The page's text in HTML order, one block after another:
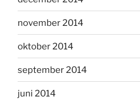
november 2014
oktober 2014
september 2014
juni 2014